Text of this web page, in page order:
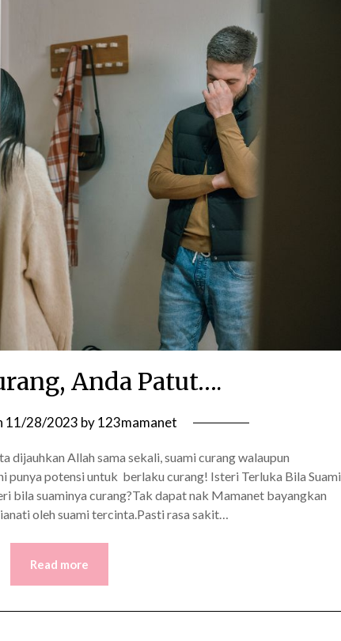
Anda Patut….
11/28/2023 by123mamanet
dijauhkan Allah sama sekali, suami curang walaupun
punya potensi untuk berlaku curang! Isteri Terluka Bila Suami
bila suaminya curang?Tak dapat nak Mamanet bayangkan
oleh suami tercinta.Pasti rasa sakit…
Read more